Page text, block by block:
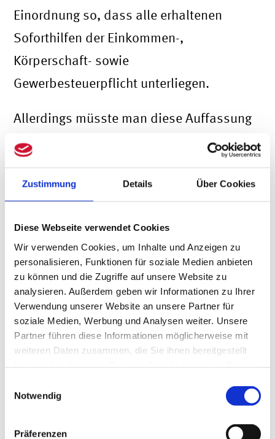
Zustimmung Details Über Cookies
Diese Webseite verwendet Cookies
Wir verwenden Cookies, um Inhalte und Anzeigen zu
personalisieren, Funktionen für soziale Medien anbieten
zu können und die Zugriffe auf unsere Website zu
analysieren. Außerdem geben wir Informationen zu Ihrer
Verwendung unserer Website an unsere Partner für
soziale Medien, Werbung und Analysen weiter. Unsere
Partner führen diese Informationen möglicherweise mit
weiteren Daten zusammen, die Sie ihnen bereitgestellt
Notwendig
Präferenzen
Einordnung so, dass alle erhaltenen
Soforthilfen der Einkommen-,
Körperschaft- sowie
Gewerbesteuerpflicht unterliegen.
Allerdings müsste man diese Auffassung
unseres Erachtens differenzierter
liegen grundsätzlich nur dann vor, wenn
Zusammenhang für den Betrieb
zufließen. Ob tatsächlich
Betriebseinnahmen vorliegen, sollten
Behörden je nach Programm der
einzelnen Bundesländer unter
Berücksichtigung des jeweiligen
Förderzeitraums im Einzelfall betrachten.
Steuerrechtlich wird die Sache jetzt